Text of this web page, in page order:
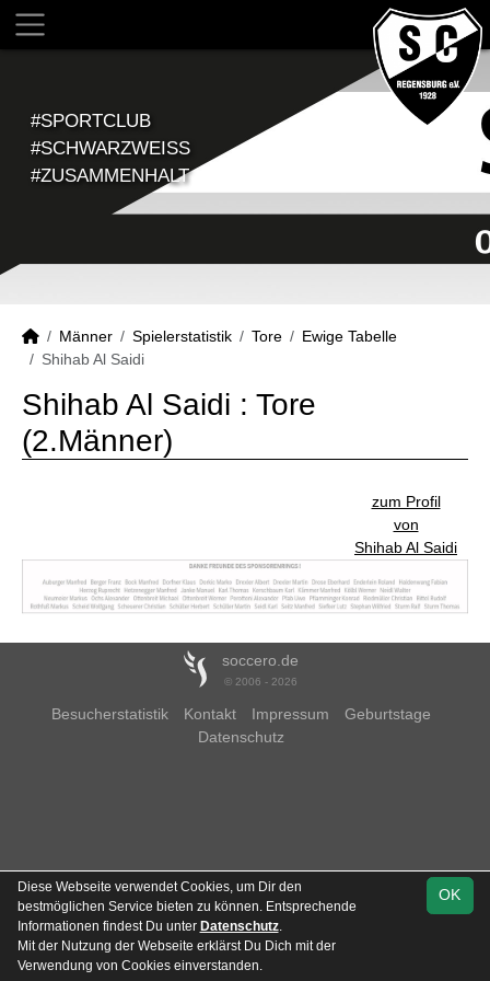
#SPORTCLUB
#SCHWARZWEISS
#ZUSAMMENHALT
Männer Spielerstatistik Tore
Ewige Tabelle
Shihab Al Saidi
Shihab Al Saidi : Tore
(2.Männer)
zum Profil
von
Shihab Al Saidi
soccero.de
© 2006 - 2026
Besucherstatistik Kontakt Impressum
Geburtstage
Datenschutz
OK
Diese Webseite verwendet Cookies, um Dir den
bestmöglichen Service bieten zu können. Entsprechende
Informationen findest Du unter Datenschutz.
Mit der Nutzung der Webseite erklärst Du Dich mit der
Verwendung von Cookies einverstanden.